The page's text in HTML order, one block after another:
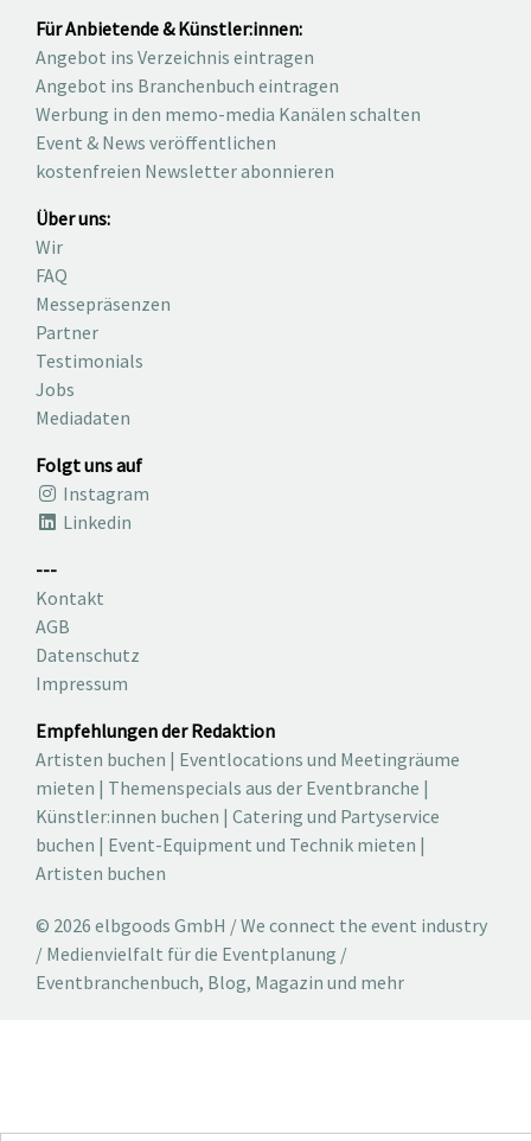
Für Anbietende & Künstler:innen:
Angebot ins Verzeichnis eintragen
Angebot ins Branchenbuch eintragen
Werbung in den memo-media Kanälen schalten
Event & News veröffentlichen
kostenfreien Newsletter abonnieren
Über uns:
Wir
FAQ
Messepräsenzen
Partner
Testimonials
Jobs
Mediadaten
Folgt uns auf
Instagram
Linkedin
---
Kontakt
AGB
Datenschutz
Impressum
Empfehlungen der Redaktion
Artisten buchen | Eventlocations und Meetingräume
mieten | Themenspecials aus der Eventbranche |
Künstler:innen buchen | Catering und Partyservice
buchen | Event-Equipment und Technik mieten |
Artisten buchen
© 2026 elbgoods GmbH / We connect the event industry
/ Medienvielfalt für die Eventplanung /
Eventbranchenbuch, Blog, Magazin und mehr